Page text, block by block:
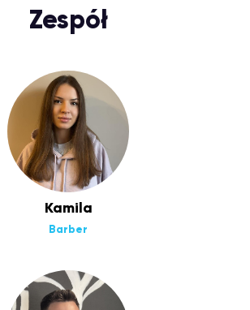
Zespół
Kamila
Barber